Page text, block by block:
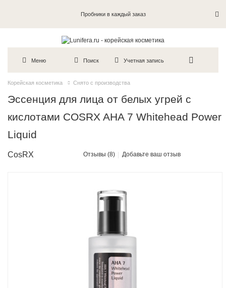
Пробники в каждый заказ
Меню Поиск Учетная запись
Корейская косметика Снято с производства
Эссенция для лица от белых угрей с
кислотами COSRX AHA 7 Whitehead Power
Liquid
CosRX Отзывы (8) Добавьте ваш отзыв